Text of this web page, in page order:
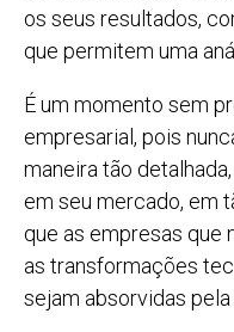
os seus resultados,
que permitem uma
É um momento sem
empresarial, pois
maneira tão
em seu mercado, em
que as empresas que
as transformações
sejam absorvidas